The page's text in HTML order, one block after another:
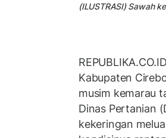
(ILUSTRASI) Sawah
Kabupaten
musim kemarau
Dinas Pertanian
kekeringan